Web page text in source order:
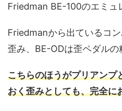
Friedman BE-100のエミュ
Friedmanから出ているコ
歪み、BE-ODは歪ペダルの
こちらのほうがプリアンプ
おく歪みとしても、完全に